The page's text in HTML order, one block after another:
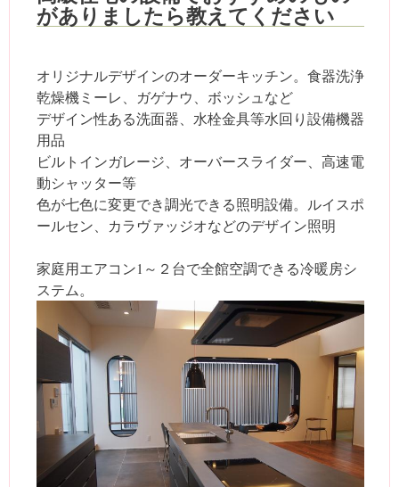
がありましたら教えてください
オリジナルデザインのオーダーキッチン。食器洗浄
乾燥機ミーレ、ガゲナウ、ボッシュなど
デザイン性ある洗面器、水栓金具等水回り設備機器
用品
ビルトインガレージ、オーバースライダー、高速電
動シャッター等
色が七色に変更でき調光できる照明設備。ルイスポ
ールセン、カラヴァッジオなどのデザイン照明
家庭用エアコン1～２台で全館空調できる冷暖房シ
ステム。